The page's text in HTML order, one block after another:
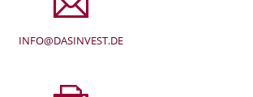
INFO@DASINVEST.DE